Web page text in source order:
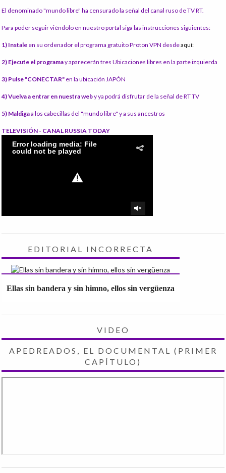
El denominado "mundo libre" ha censurado la señal del canal ruso de TV RT.
Para poder seguir viéndolo en nuestro portal siga las instrucciones siguientes:
1) Instale en su ordenador el programa gratuito Proton VPN desdeaquí:
2) Ejecute el programay aparecerán tres Ubicaciones libres en la parte izquierda
3) Pulse "CONECTAR" en la ubicación JAPÓN
4) Vuelva a entrar en nuestra weby ya podrá disfrutar de la señal de RT TV
5) Maldigaa los cabecillas del "mundo libre" y a sus ancestros
TELEVISIÓN - CANAL RUSSIA TODAY
EDITORIAL INCORRECTA
Ellas sin bandera y sin himno, ellos sin vergüenza
VIDEO
APEDREADOS, EL DOCUMENTAL (PRIMER
CAPÍTULO)